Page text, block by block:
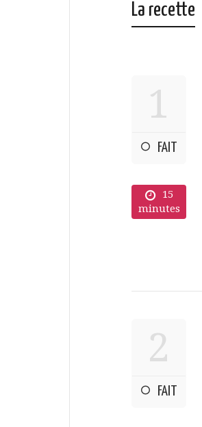
La recette
1
FAIT
15
minutes
2
FAIT